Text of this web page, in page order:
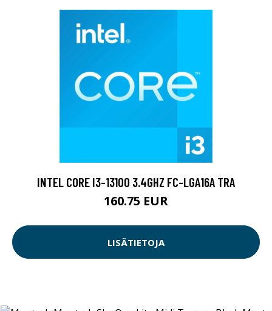
INTEL CORE I3-13100 3.4GHZ FC-LGA16A TRA
160.75 EUR
LISÄTIETOJA